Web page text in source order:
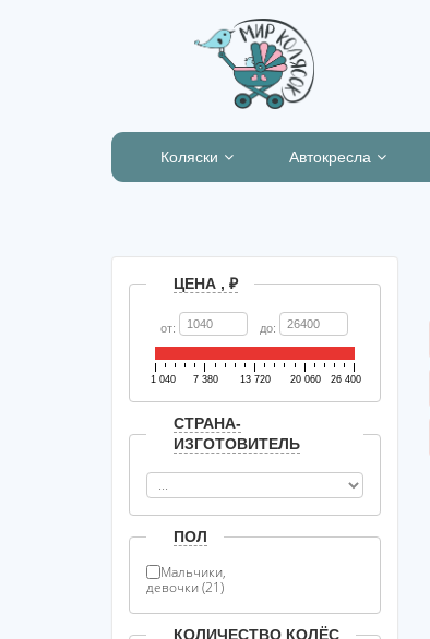
Коляски Автокресла
ЦЕНА , ₽
от: до:
1 040 7 380 13 720 20 060 26 400
СТРАНА-
ИЗГОТОВИТЕЛЬ
ПОЛ
Мальчики,
девочки (21)
КОЛИЧЕСТВО КОЛЁС